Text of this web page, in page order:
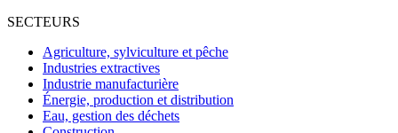
SECTEURS
Agriculture, sylviculture et pêche
Industries extractives
Industrie manufacturière
Énergie, production et distribution
Eau, gestion des déchets